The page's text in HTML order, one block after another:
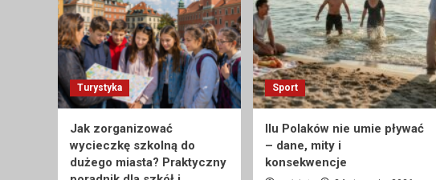
Turystyka
Jak zorganizować
wycieczkę szkolną do
dużego miasta? Praktyczny
Sport
Ilu Polaków nie umie pływać
– dane, mity i
konsekwencje